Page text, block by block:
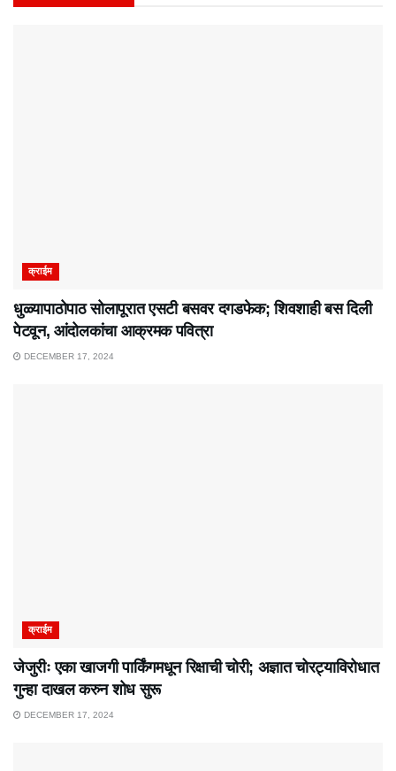
क्राईम
धुळ्यापाठोपाठ सोलापूरात एसटी बसवर दगडफेक; शिवशाही बस दिली
पेटवून, आंदोलकांचा आक्रमक पवित्रा
DECEMBER 17, 2024
क्राईम
जेजुरीः एका खाजगी पार्किंगमधून रिक्षाची चोरी; अज्ञात चोरट्याविरोधात
गुन्हा दाखल करुन शोध सुरू
DECEMBER 17, 2024